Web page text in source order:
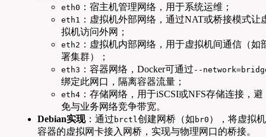
eth0 ：宿主机管理网络，用于系统运维；
eth1
：虚拟机外部网络，通过NAT或桥接模式让
拟机访问外网；
eth2 ：虚拟机内部网络，用于虚拟机间通信（如
署集群）；
eth3 ：容器网络，Docker可通过 --
绑定此网口，隔离容器流量；
eth4 ：存储网络，用于iSCSI或NFS存储连接，避
免与业务网络竞争带宽。
Debian实现：通过 brctl 创建网桥（如 br0 ），将虚拟
容器的虚拟网卡接入网桥，实现与物理网口的桥接。